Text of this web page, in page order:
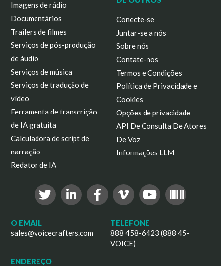
Imagens de rádio
Documentários
Trailers de filmes
Serviços de pós-produção
de áudio
Serviços de música
Serviços de tradução de
vídeo
Ferramenta de transcrição
de IA gratuita
Calculadora de script de
narração
Redator de IA
Conecte-se
Juntar-se a nós
Sobre nós
Contate-nos
Termos e Condições
Política de Privacidade e
Cookies
Opções de privacidade
API De Consulta De Atores
De Voz
Informações LLM
O EMAIL
sales@voicecrafters.com
TELEFONE
888 458-6423 (888 45-
VOICE)
ENDEREÇO